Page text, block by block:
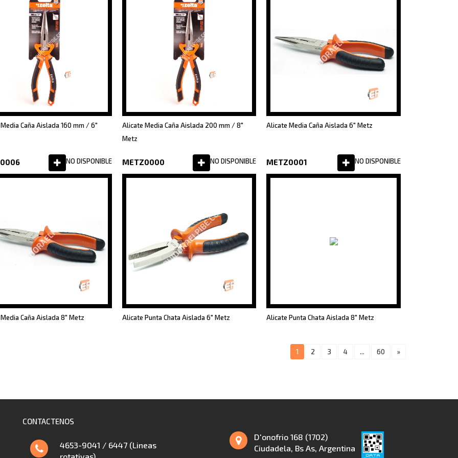
Caña Aislada 160 mm / 6"
Alicate Media Caña Aislada 200 mm / 8"
Metz
Alicate Media Caña Aislada 6" Metz
NO DISPONIBLE
Caña Aislada 8" Metz
METZ0000 NO DISPONIBLE
Alicate Punta Chata Aislada 6" Metz
METZ0001 NO DISPONIBLE
Alicate Punta Chata Aislada 8" Metz
1 2 3 4 ... 60 »
CONTACTENOS
4653-9041 / 6447 (Lineas
D'onofrio 168 (1702)
Ciudadela, Bs As, Argentina